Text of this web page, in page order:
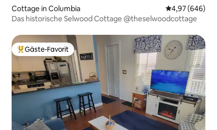
Cottage in Columbia
4,97 (646)
Das historische Selwood Cottage @theselwoodcottage
Beliebter Gäste-Favorit.
Gäste-Favorit